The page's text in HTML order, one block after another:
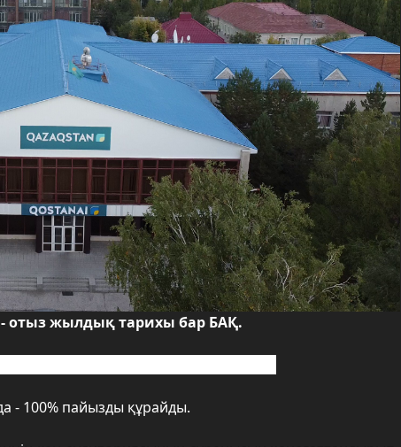
отыз жылдық тарихы бар БАҚ.
- 100% пайызды құрайды.